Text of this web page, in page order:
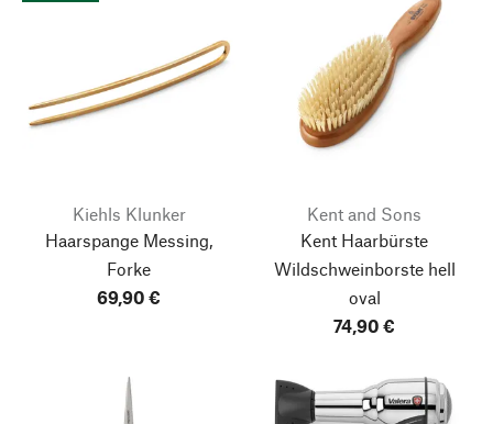
Kiehls Klunker
Haarspange Messing,
Forke
69,90 €
Kent and Sons
Kent Haarbürste
Wildschweinborste hell
oval
74,90 €